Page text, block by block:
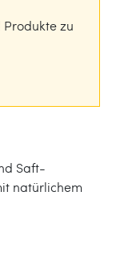
Produkte zu
Saft-
natürlichem